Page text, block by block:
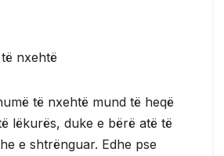
nxehtë
të nxehtë mund të heqë
lëkurës, duke e bërë atë të
e shtrënguar. Edhe pse